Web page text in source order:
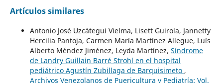
Artículos similares
Antonio José Uzcátegui Vielma, Lisett Guirola, Jannetty
Hercilia Pantoja, Carmen María Martínez Allegue, Luís
Alberto Méndez Jiménez, Leyda Martínez, Síndrome
de Landry Guillain Barré Strohl en el hospital
pediátrico Agustín Zubillaga de Barquisimeto ,
Archivos Venezolanos de Puericultura y Pediatría: Vol.